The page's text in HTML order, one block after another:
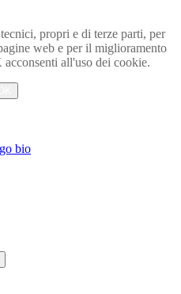
propri e di terze parti, per
web e per il miglioramento
all'uso dei cookie.